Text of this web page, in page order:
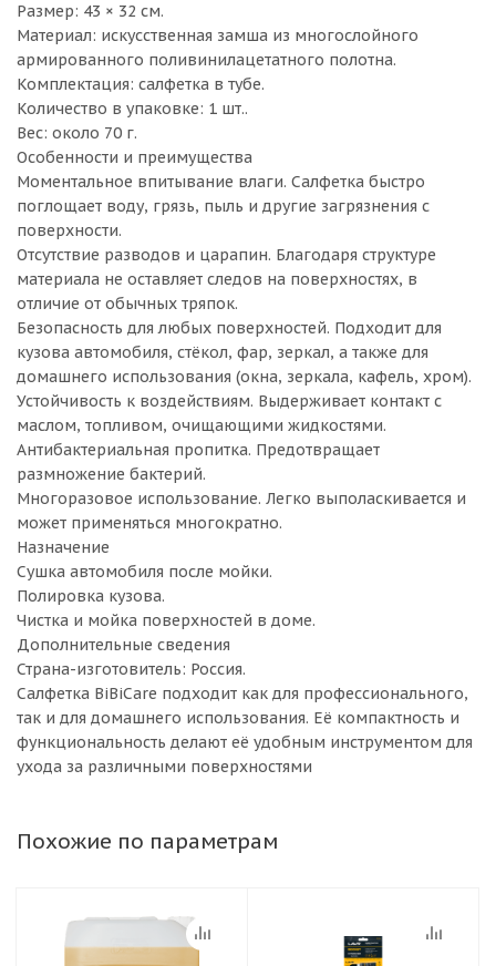
Размер: 43 × 32 см.
Материал: искусственная замша из многослойного
армированного поливинилацетатного полотна.
Комплектация: салфетка в тубе.
Количество в упаковке: 1 шт..
Вес: около 70 г.
Особенности и преимущества
Моментальное впитывание влаги. Салфетка быстро
поглощает воду, грязь, пыль и другие загрязнения с
поверхности.
Отсутствие разводов и царапин. Благодаря структуре
материала не оставляет следов на поверхностях, в
отличие от обычных тряпок.
Безопасность для любых поверхностей. Подходит для
кузова автомобиля, стёкол, фар, зеркал, а также для
домашнего использования (окна, зеркала, кафель, хром).
Устойчивость к воздействиям. Выдерживает контакт с
маслом, топливом, очищающими жидкостями.
Антибактериальная пропитка. Предотвращает
размножение бактерий.
Многоразовое использование. Легко выполаскивается и
может применяться многократно.
Назначение
Сушка автомобиля после мойки.
Полировка кузова.
Чистка и мойка поверхностей в доме.
Дополнительные сведения
Страна-изготовитель: Россия.
Салфетка BiBiCare подходит как для профессионального,
так и для домашнего использования. Её компактность и
функциональность делают её удобным инструментом для
ухода за различными поверхностями
Похожие по параметрам